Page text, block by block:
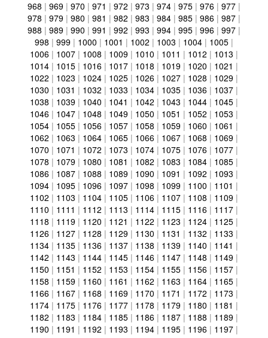
968 | 969 | 970 | 971 | 972 | 973 | 974 | 975 | 976 | 977 |
978 | 979 | 980 | 981 | 982 | 983 | 984 | 985 | 986 | 987 |
988 | 989 | 990 | 991 | 992 | 993 | 994 | 995 | 996 | 997 |
998 | 999 | 1000 | 1001 | 1002 | 1003 | 1004 | 1005 |
1006 | 1007 | 1008 | 1009 | 1010 | 1011 | 1012 | 1013 |
1014 | 1015 | 1016 | 1017 | 1018 | 1019 | 1020 | 1021 |
1022 | 1023 | 1024 | 1025 | 1026 | 1027 | 1028 | 1029 |
1030 | 1031 | 1032 | 1033 | 1034 | 1035 | 1036 | 1037 |
1038 | 1039 | 1040 | 1041 | 1042 | 1043 | 1044 | 1045 |
1046 | 1047 | 1048 | 1049 | 1050 | 1051 | 1052 | 1053 |
1054 | 1055 | 1056 | 1057 | 1058 | 1059 | 1060 | 1061 |
1062 | 1063 | 1064 | 1065 | 1066 | 1067 | 1068 | 1069 |
1070 | 1071 | 1072 | 1073 | 1074 | 1075 | 1076 | 1077 |
1078 | 1079 | 1080 | 1081 | 1082 | 1083 | 1084 | 1085 |
1086 | 1087 | 1088 | 1089 | 1090 | 1091 | 1092 | 1093 |
1094 | 1095 | 1096 | 1097 | 1098 | 1099 | 1100 | 1101 |
1102 | 1103 | 1104 | 1105 | 1106 | 1107 | 1108 | 1109 |
1110 | 1111 | 1112 | 1113 | 1114 | 1115 | 1116 | 1117 |
1118 | 1119 | 1120 | 1121 | 1122 | 1123 | 1124 | 1125 |
1126 | 1127 | 1128 | 1129 | 1130 | 1131 | 1132 | 1133 |
1134 | 1135 | 1136 | 1137 | 1138 | 1139 | 1140 | 1141 |
1142 | 1143 | 1144 | 1145 | 1146 | 1147 | 1148 | 1149 |
1150 | 1151 | 1152 | 1153 | 1154 | 1155 | 1156 | 1157 |
1158 | 1159 | 1160 | 1161 | 1162 | 1163 | 1164 | 1165 |
1166 | 1167 | 1168 | 1169 | 1170 | 1171 | 1172 | 1173 |
1174 | 1175 | 1176 | 1177 | 1178 | 1179 | 1180 | 1181 |
1182 | 1183 | 1184 | 1185 | 1186 | 1187 | 1188 | 1189 |
1190 | 1191 | 1192 | 1193 | 1194 | 1195 | 1196 | 1197 |